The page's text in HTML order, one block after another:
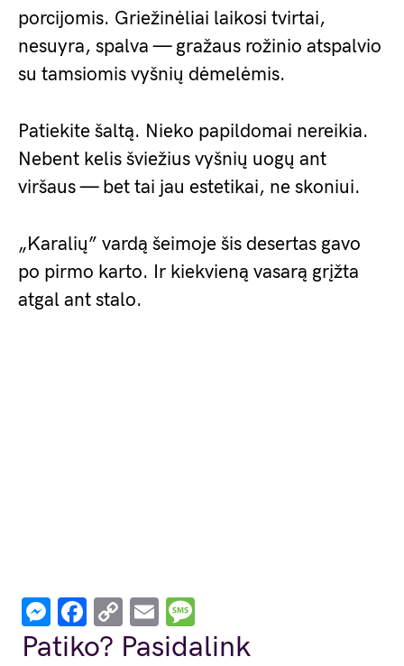
porcijomis. Griežinėliai laikosi tvirtai,
nesuyra, spalva — gražaus rožinio atspalvio
su tamsiomis vyšnių dėmelėmis.
Patiekite šaltą. Nieko papildomai nereikia.
Nebent kelis šviežius vyšnių uogų ant
viršaus — bet tai jau estetikai, ne skoniui.
„Karalių” vardą šeimoje šis desertas gavo
po pirmo karto. Ir kiekvieną vasarą grįžta
atgal ant stalo.
Messenger
Facebook
Copy
Link
Email
Patiko? Pasidalink